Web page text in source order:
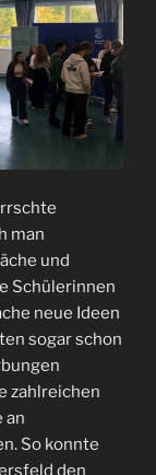
man
und
Schülerinnen
neue Ideen
sogar schon
zahlreichen
an
So konnte
den